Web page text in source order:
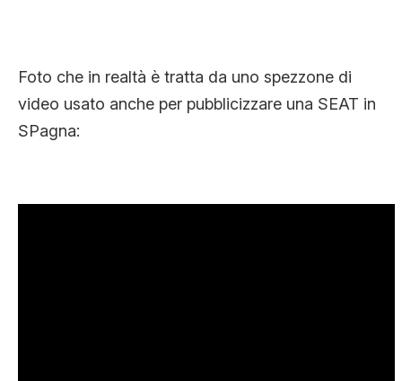
Foto che in realtà è tratta da uno spezzone di
video usato anche per pubblicizzare una SEAT in
SPagna: